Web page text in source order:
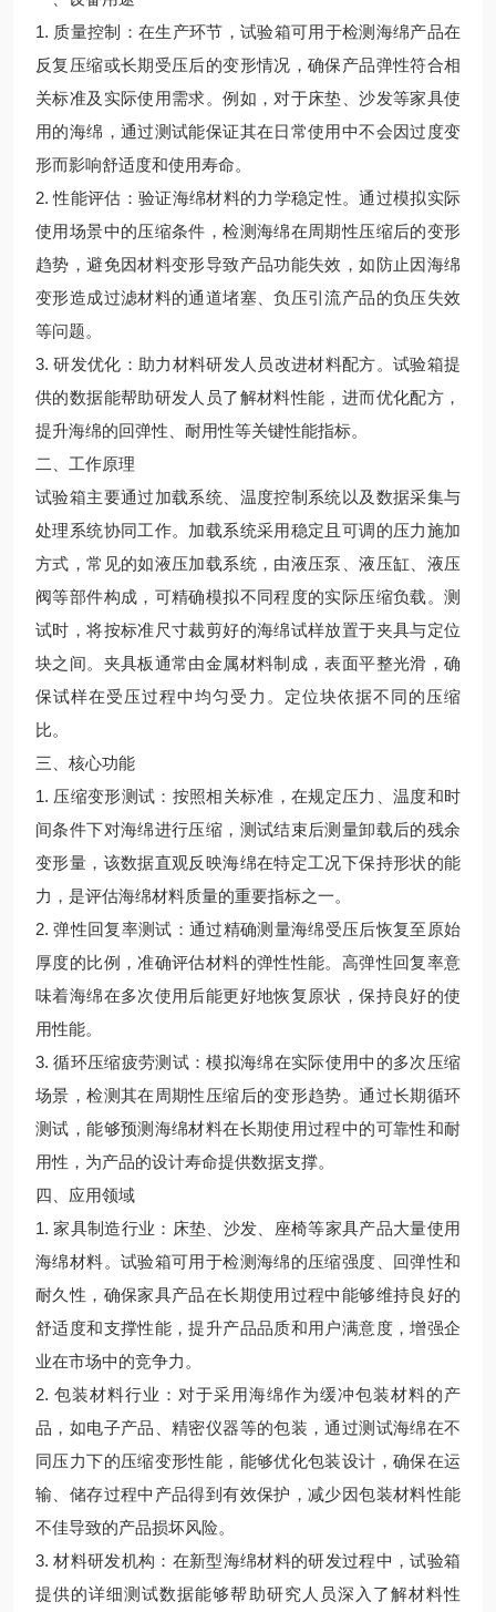
1. 质量控制：在生产环节，试验箱可用于检测海绵产品在
反复压缩或长期受压后的变形情况，确保产品弹性符合相
关标准及实际使用需求。例如，对于床垫、沙发等家具使
用的海绵，通过测试能保证其在日常使用中不会因过度变
形而影响舒适度和使用寿命。
2. 性能评估：验证海绵材料的力学稳定性。通过模拟实际
使用场景中的压缩条件，检测海绵在周期性压缩后的变形
趋势，避免因材料变形导致产品功能失效，如防止因海绵
变形造成过滤材料的通道堵塞、负压引流产品的负压失效
等问题。
3. 研发优化：助力材料研发人员改进材料配方。试验箱提
供的数据能帮助研发人员了解材料性能，进而优化配方，
提升海绵的回弹性、耐用性等关键性能指标。
二、工作原理
试验箱主要通过加载系统、温度控制系统以及数据采集与
处理系统协同工作。加载系统采用稳定且可调的压力施加
方式，常见的如液压加载系统，由液压泵、液压缸、液压
阀等部件构成，可精确模拟不同程度的实际压缩负载。测
试时，将按标准尺寸裁剪好的海绵试样放置于夹具与定位
块之间。夹具板通常由金属材料制成，表面平整光滑，确
保试样在受压过程中均匀受力。定位块依据不同的压缩
比。
三、核心功能
1. 压缩变形测试：按照相关标准，在规定压力、温度和时
间条件下对海绵进行压缩，测试结束后测量卸载后的残余
变形量，该数据直观反映海绵在特定工况下保持形状的能
力，是评估海绵材料质量的重要指标之一。
2. 弹性回复率测试：通过精确测量海绵受压后恢复至原始
厚度的比例，准确评估材料的弹性性能。高弹性回复率意
味着海绵在多次使用后能更好地恢复原状，保持良好的使
用性能。
3. 循环压缩疲劳测试：模拟海绵在实际使用中的多次压缩
场景，检测其在周期性压缩后的变形趋势。通过长期循环
测试，能够预测海绵材料在长期使用过程中的可靠性和耐
用性，为产品的设计寿命提供数据支撑。
四、应用领域
1. 家具制造行业：床垫、沙发、座椅等家具产品大量使用
海绵材料。试验箱可用于检测海绵的压缩强度、回弹性和
耐久性，确保家具产品在长期使用过程中能够维持良好的
舒适度和支撑性能，提升产品品质和用户满意度，增强企
业在市场中的竞争力。
2. 包装材料行业：对于采用海绵作为缓冲包装材料的产
品，如电子产品、精密仪器等的包装，通过测试海绵在不
同压力下的压缩变形性能，能够优化包装设计，确保在运
输、储存过程中产品得到有效保护，减少因包装材料性能
不佳导致的产品损坏风险。
3. 材料研发机构：在新型海绵材料的研发过程中，试验箱
提供的详细测试数据能够帮助研究人员深入了解材料性